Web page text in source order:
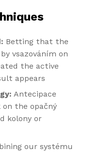
Betting that the
vsazováním on
the active
appears
Antecipace
the opačný
kolony or
our systému